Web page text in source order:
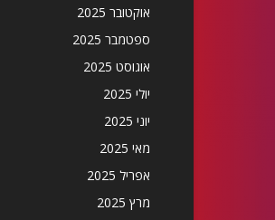
אוקטובר 2025
ספטמבר 2025
אוגוסט 2025
יולי 2025
יוני 2025
מאי 2025
אפריל 2025
מרץ 2025